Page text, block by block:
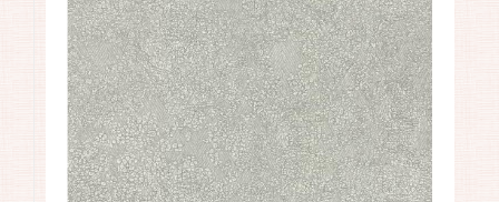
Материал основы:Флизелин
Раппорт:<>